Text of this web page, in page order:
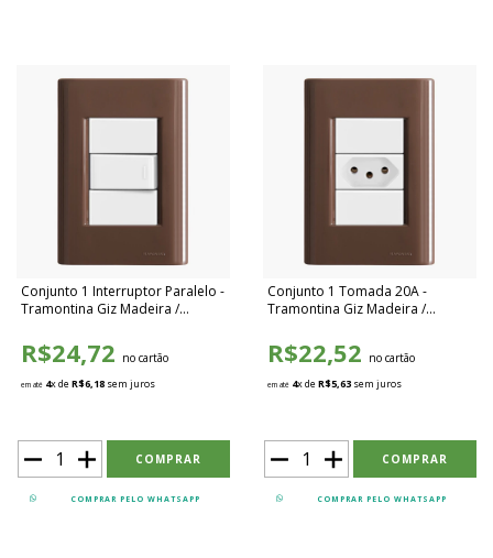
Conjunto 1 Interruptor Paralelo -
Tramontina Giz Madeira /
R$24,72 no cartão
em até 4x deR$6,18 sem juros
COMPRAR PELO WHATSAPP
Conjunto 1 Tomada 20A -
Tramontina Giz Madeira /
R$22,52 no cartão
em até 4x deR$5,63 sem juros
COMPRAR PELO WHATSAPP